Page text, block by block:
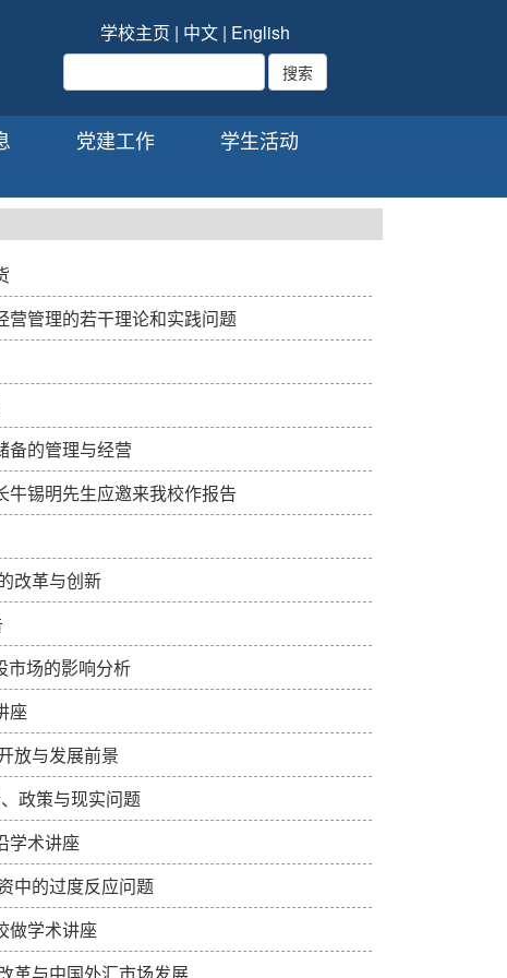
学校主页 | 中文 | English
党建工作
学生活动
营管理的若干理论和实践问题
备的管理与经营
牛锡明先生应邀来我校作报告
改革与创新
市场的影响分析
座
放与发展前景
政策与现实问题
学术讲座
中的过度反应问题
做学术讲座